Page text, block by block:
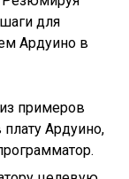
для
Ардуино в
примеров
Ардуино,